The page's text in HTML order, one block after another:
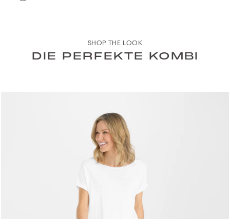
SHOP THE LOOK
DIE PERFEKTE KOMBI